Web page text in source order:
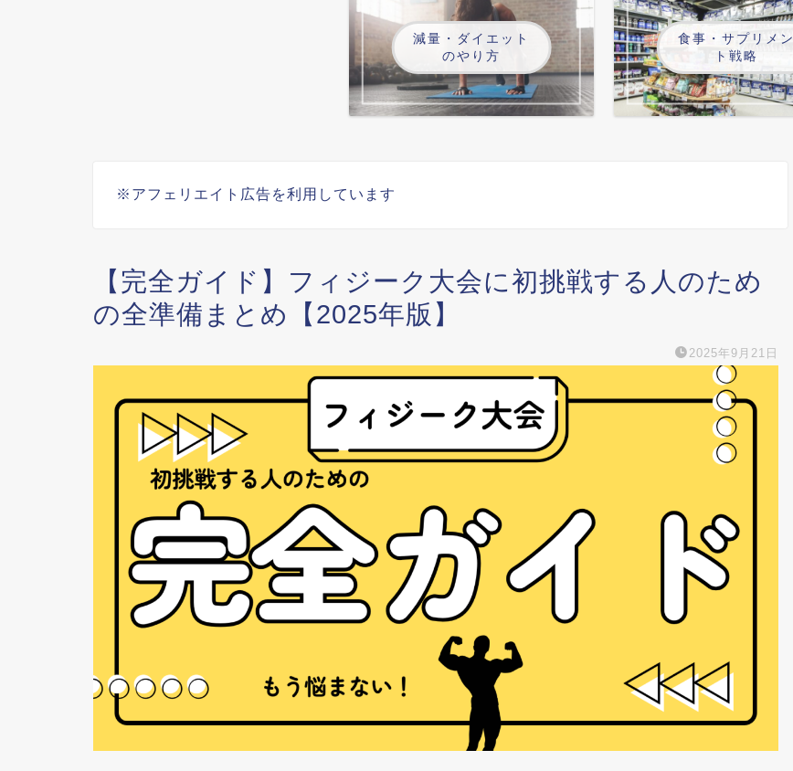
減量・ダイエット
のやり方
食事・サプリメン
ト戦略
※アフェリエイト広告を利用しています
【完全ガイド】フィジーク大会に初挑戦する人のため
の全準備まとめ【2025年版】
2025年9月21日